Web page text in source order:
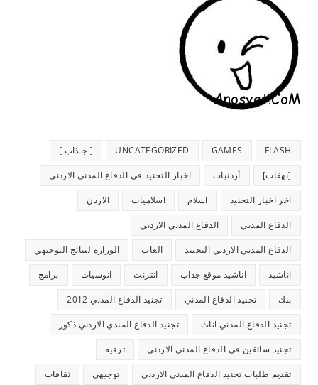
FLASH
GAMES
UNCATEGORIZED [ جـذاب ]
[نهفات] أردنيات اخبار التجنيد في الدفاع المدني الاردني
اخر اخبار التجنيد اسلام اسلاميات الاردن
الدفاع المدني الدفاع المدني الاردني
الدفاع المدني الاردني التجنيد العاب الوزاره لنتائج التوجيهي
اناشيد اناشيد موقع جذاب انترنت انوسيات برامج
بنك تجنيد الدفاع المدني تجنيد الدفاع المدني 2012
تجنيد الدفاع المدني اناث تجنيد الدفاع المندي الاردني ذكور
تجنيد سائقين في الدفاع المدني الاردني ترفيه
تقديم طلبات تجنيد الدفاع المدني الاردني توجيهي ثقافات